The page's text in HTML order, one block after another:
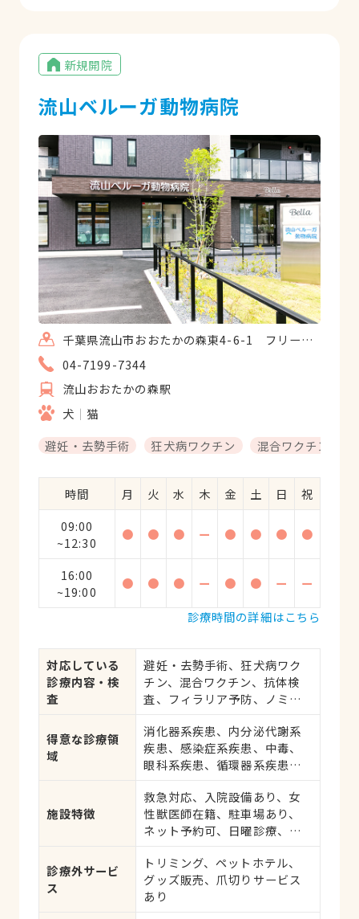
たまにポニーが外にいて、触れ合うことも
できるし、子供も大喜び！院長先生は午前
中しか居ないのが残念だけど、院長先生筆
頭にスタッフの皆さんが気さくで明るい方
ばかりなのでついつい話が弾んでしまいま
す。
新規開院
流山ベルーガ動物病院
千葉県流山市おおたかの森東4-6-1 フリージアおおたかの森
04-7199-7344
流山おおたかの森駅
犬
猫
避妊・去勢手術
狂犬病ワクチン 混合ワクチン
時間 月 火 水 木 金 土 日
祝
09:00
~12:30
● ● ● ー ● ● ● ●
16:00
~19:00
● ● ● ー ● ● ー
ー
診療時間の詳細はこちら
対応している
診療内容・検
査
避妊・去勢手術、狂犬病ワク
チン、混合ワクチン、抗体検
査、フィラリア予防、ノミ・
応、健康診断、各種検査、外
科手術
得意な診療領
域
消化器系疾患、内分泌代謝系
疾患、感染症系疾患、中毒、
眼科系疾患、循環器系疾患、
液・免疫系疾患、耳系疾患、
寄生虫、皮膚系疾患、呼吸器
系疾患、腎・泌尿器系疾患、
アレルギー、歯と口腔系疾
患、けが・その他
施設特徴
救急対応、入院設備あり、女
性獣医師在籍、駐車場あり、
ネット予約可、日曜診療、祝
診療外サービ
ス
トリミング、ペットホテル、
グッズ販売、爪切りサービス
あり